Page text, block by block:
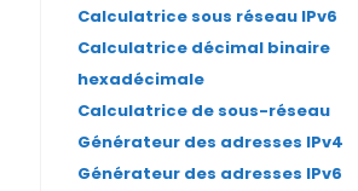
onglet onglet
onglet onglet
Calculatrice sous réseau IPv6
Calculatrice décimal binaire
hexadécimale
Calculatrice de sous-réseau
Générateur des adresses IPv4
Générateur des adresses IPv6